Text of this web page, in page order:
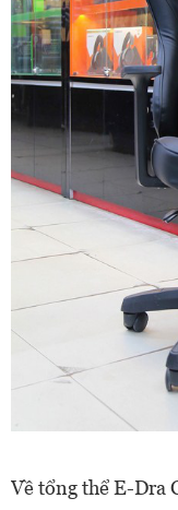
Về tổng thể E-Dra